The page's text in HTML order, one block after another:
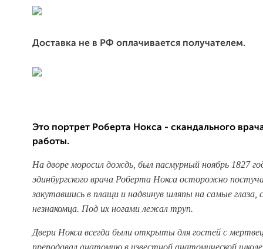
Доставка не в РФ оплачивается получателем.
Это портрет Роберта Нокса - скандального
работы.
На дворе моросил дождь, был пасмурный ноябрь 1827
эдинбургского врача Роберта Нокса осторожно
закутавшись в плащи и надвинув шляпы на самые глаза,
незнакомца. Под их ногами лежал труп.
Двери Нокса всегда были открыты для гостей с
преподавал анатомию в известной анатомической